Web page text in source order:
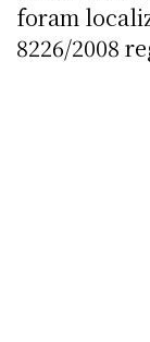
foram
8226/2008